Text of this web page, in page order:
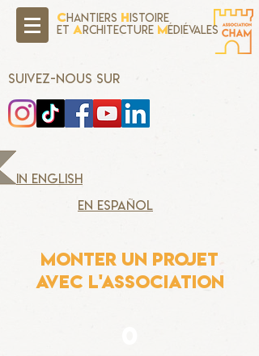
Chantiers Histoire
Et Architecture Médiévales
SUIVEZ-NOUS SUR
in english
en español
MONTER UN PROJET
avec l'association